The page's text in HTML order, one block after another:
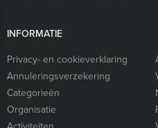
INFORMATIE
Privacy- en cookieverklaring
Annuleringsverzekering
Categorieën
Organisatie